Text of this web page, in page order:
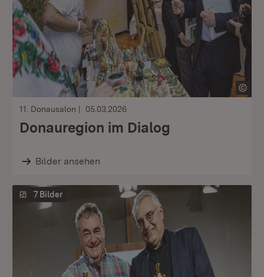
11. Donausalon 05.03.2026
Donauregion im Dialog
Bilder ansehen
7 Bilder